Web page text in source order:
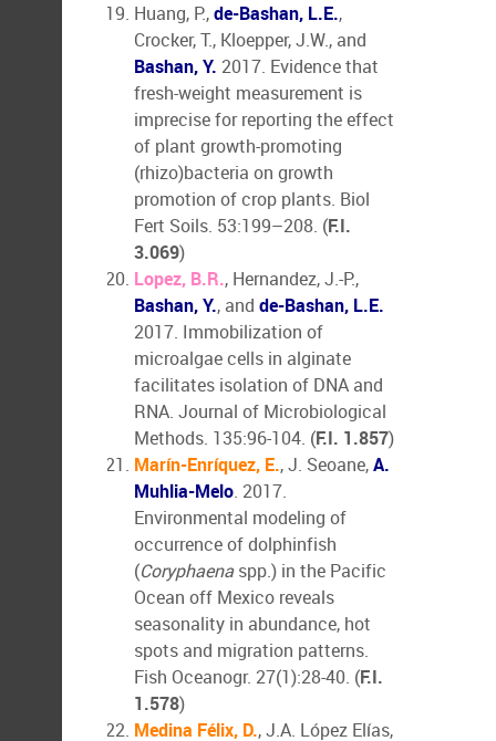
Huang, P.,de-Bashan, L.E.,
Crocker, T., Kloepper, J.W., and
Bashan, Y. 2017. Evidence that
fresh-weight measurement is
imprecise for reporting the effect
of plant growth-promoting
(rhizo)bacteria on growth
promotion of crop plants. Biol
Fert Soils. 53:199–208. (F.I.
3.069)
Lopez, B.R., Hernandez, J.-P.,
Bashan, Y., and de-Bashan, L.E.
2017. Immobilization of
microalgae cells in alginate
facilitates isolation of DNA and
RNA. Journal of Microbiological
Methods. 135:96-104. (F.I. 1.857)
Marín-Enríquez, E., J. Seoane,A.
Muhlia-Melo. 2017.
Environmental modeling of
occurrence of dolphinfish
(Coryphaenaspp.) in the Pacific
Ocean off Mexico reveals
seasonality in abundance, hot
spots and migration patterns.
Fish Oceanogr. 27(1):28-40. (F.I.
1.578)
Medina Félix, D., J.A. López Elías,